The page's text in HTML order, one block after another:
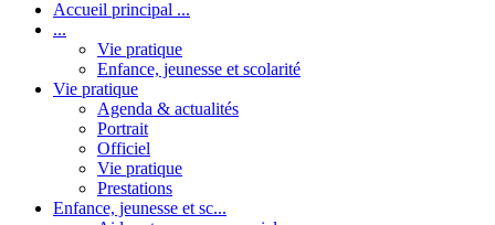
Accueil principal ...
...
Vie pratique
Enfance, jeunesse et scolarité
Vie pratique
Agenda & actualités
Portrait
Officiel
Vie pratique
Prestations
Enfance, jeunesse et sc...